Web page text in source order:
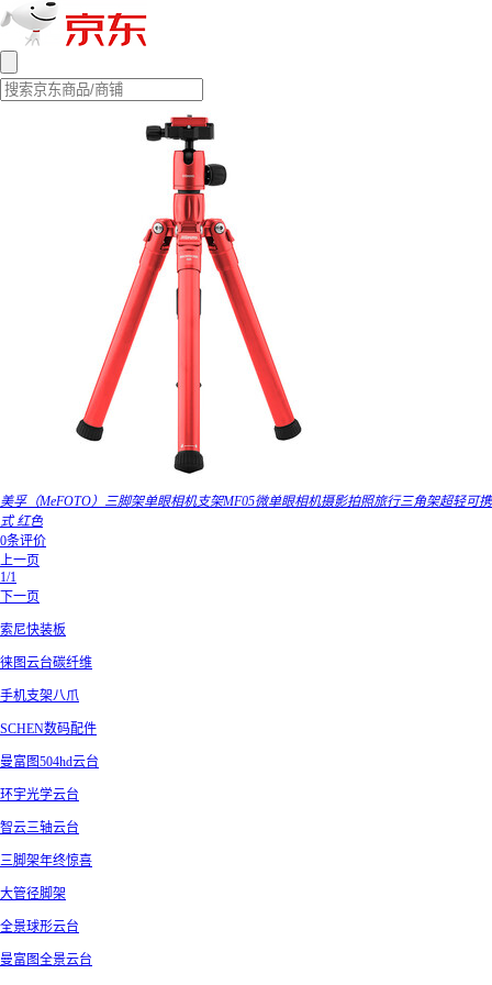
美孚（MeFOTO）三脚架单眼相机支架MF05微单眼相机摄影拍照旅行三角架超轻可携
式 红色
0条评价
上一页
1/1
下一页
索尼快装板
徕图云台碳纤维
手机支架八爪
SCHEN数码配件
曼富图504hd云台
环宇光学云台
智云三轴云台
三脚架年终惊喜
大管径脚架
全景球形云台
曼富图全景云台